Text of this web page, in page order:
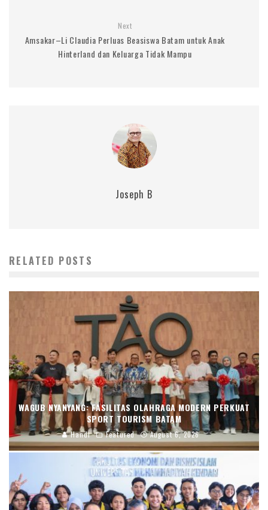
Next
Amsakar–Li Claudia Perluas Beasiswa Batam untuk Anak
Hinterland dan Keluarga Tidak Mampu
Joseph B
RELATED POSTS
WAGUB NYANYANG: FASILITAS OLAHRAGA MODERN PERKUAT
SPORT TOURISM BATAM
Handi Featured August 6, 2026